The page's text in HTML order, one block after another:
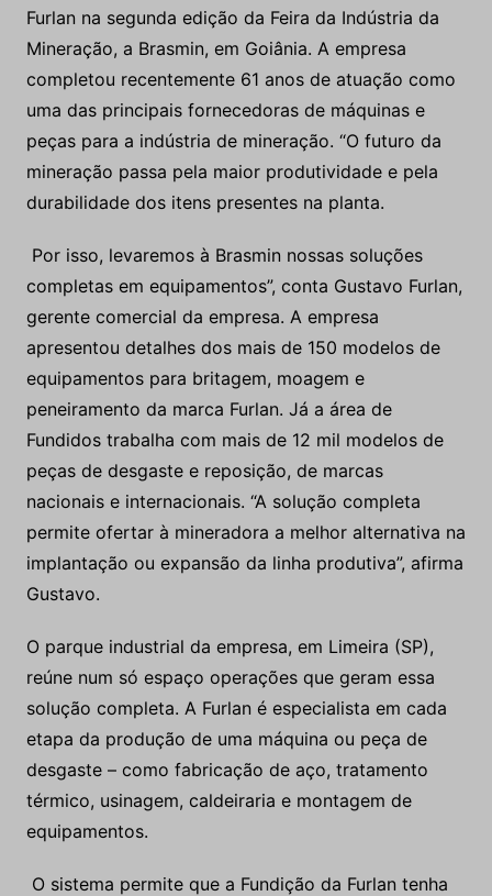
Furlan na segunda edição da Feira da Indústria da
Mineração, a Brasmin, em Goiânia. A empresa
completou recentemente 61 anos de atuação como
uma das principais fornecedoras de máquinas e
peças para a indústria de mineração. “O futuro da
mineração passa pela maior produtividade e pela
durabilidade dos itens presentes na planta.
Por isso, levaremos à Brasmin nossas soluções
completas em equipamentos”, conta Gustavo Furlan,
gerente comercial da empresa. A empresa
apresentou detalhes dos mais de 150 modelos de
equipamentos para britagem, moagem e
peneiramento da marca Furlan. Já a área de
Fundidos trabalha com mais de 12 mil modelos de
peças de desgaste e reposição, de marcas
nacionais e internacionais. “A solução completa
permite ofertar à mineradora a melhor alternativa na
implantação ou expansão da linha produtiva”, afirma
Gustavo.
O parque industrial da empresa, em Limeira (SP),
reúne num só espaço operações que geram essa
solução completa. A Furlan é especialista em cada
etapa da produção de uma máquina ou peça de
desgaste – como fabricação de aço, tratamento
térmico, usinagem, caldeiraria e montagem de
equipamentos.
O sistema permite que a Fundição da Furlan tenha